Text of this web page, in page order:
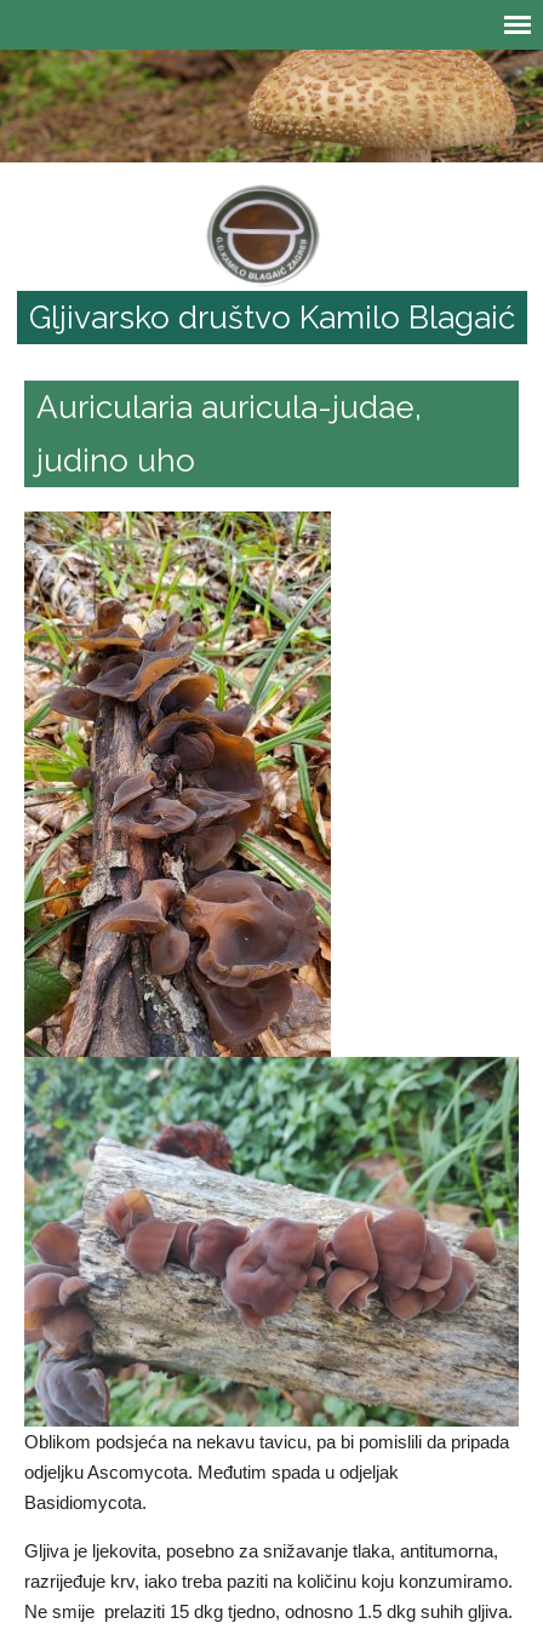
Gljivarsko društvo Kamilo Blagaić
Auricularia auricula-judae,
judino uho
Oblikom podsjeća na nekavu tavicu, pa bi pomislili da pripada
odjeljku Ascomycota. Međutim spada u odjeljak
Basidiomycota.
Gljiva je ljekovita, posebno za snižavanje tlaka, antitumorna,
razrijeđuje krv, iako treba paziti na količinu koju konzumiramo.
Ne smije prelaziti 15 dkg tjedno, odnosno 1.5 dkg suhih gljiva.